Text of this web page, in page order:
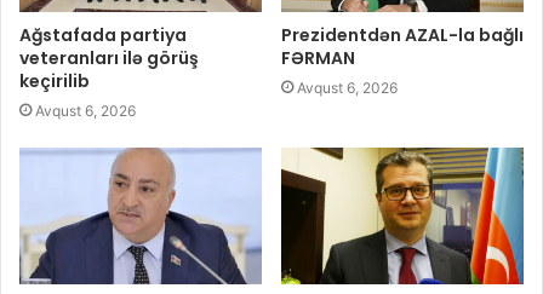
Ağstafada partiya
veteranları ilə görüş
keçirilib
Avqust 6, 2026
Prezidentdən AZAL-la bağlı
FƏRMAN
Avqust 6, 2026